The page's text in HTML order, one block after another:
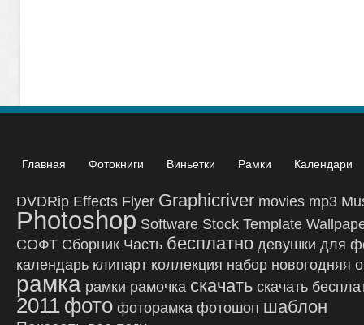
Главная Фотокниги Виньетки Рамки Календари
DVDRip Effects Flyer Graphicriver movies mp3
Photoshop Software Stock Template
СОФТ Сборник Часть бесплатно девушки для
календарь клипарт коллекция набор новогодняя
рамка рамки рамочка скачать скачать
2011 фото фоторамка фотошоп шаблон